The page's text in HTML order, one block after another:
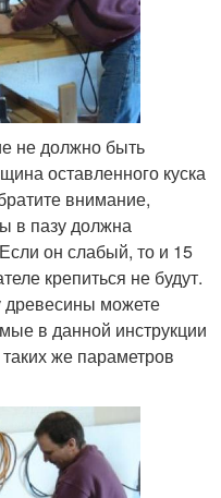
не должно быть
оставленного куска
внимание,
в пазу должна
он слабый, то и 15
крепиться не будут.
можете
в данной инструкции
же параметров